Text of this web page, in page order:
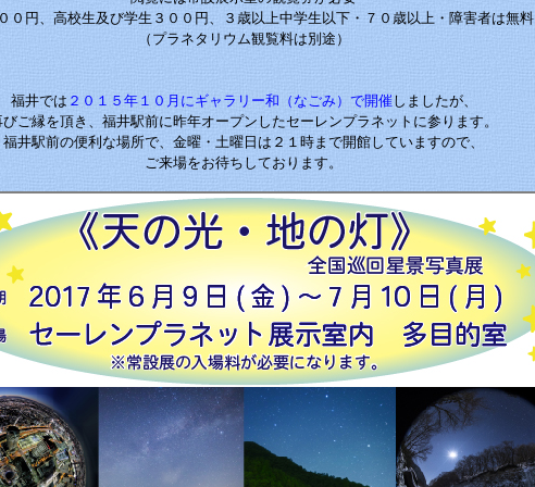
０円、高校生及び学生３００円、３歳以上中学生以下・７０歳以上・障害者は無料
（プラネタリウム観覧料は別途）
福井では ２０１５年１０月にギャラリー和（なごみ）で開催しましたが、
びご縁を頂き、福井駅前に昨年オープンしたセーレンプラネットに参ります。
福井駅前の便利な場所で、金曜・土曜日は２１時まで開館していますので、
ご来場をお待ちしております。